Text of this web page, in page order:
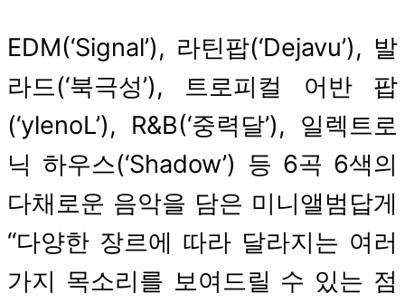
EDM(‘Signal’), 라틴팝(‘Dejavu’), 발
라드(‘북극성’), 트로피컬 어반 팝
(‘ylenoL’), R&B(‘중력달’), 일렉트로
닉 하우스(‘Shadow’) 등 6곡 6색의
다채로운 음악을 담은 미니앨범답게
“다양한 장르에 따라 달라지는 여러
가지 목소리를 보여드릴 수 있는 점